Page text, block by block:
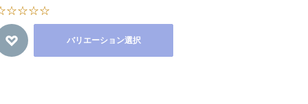
バリエーション選択